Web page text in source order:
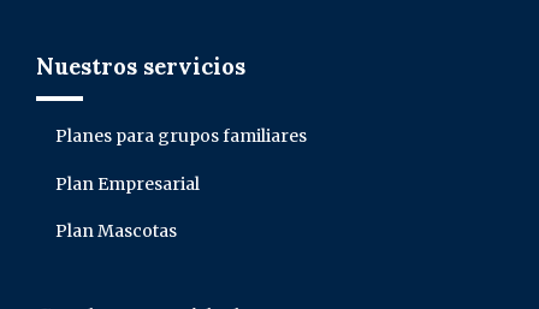
Nuestros servicios
Planes para grupos familiares
Plan Empresarial
Plan Mascotas